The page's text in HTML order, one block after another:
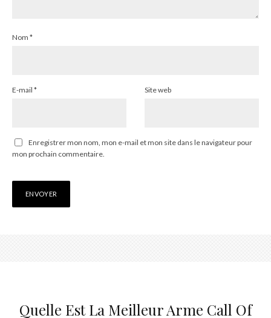
Nom *
E-mail * Site web
Enregistrer mon nom, mon e-mail et mon site dans le navigateur pour
mon prochain commentaire.
Quelle Est La Meilleur Arme Call Of